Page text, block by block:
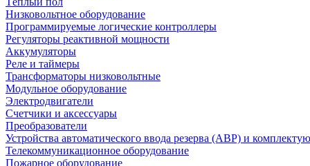
Низковольтное оборудование
Программируемые логические контроллеры
Регуляторы реактивной мощности
Аккумуляторы
Реле и таймеры
Трансформаторы низковольтные
Модульное оборудование
Электродвигатели
Счетчики и аксессуары
Преобразователи
Устройства автоматического ввода резерва (АВР) и
Телекоммуникационное оборудование
Пожарное оборудование